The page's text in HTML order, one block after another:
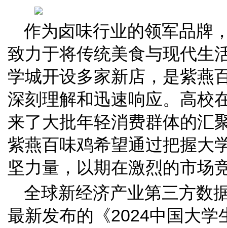
作为卤味行业的领军品牌
致力于将传统美食与现代生
学城开设多家新店，是紫燕
深刻理解和迅速响应。高校
来了大批年轻消费群体的汇
紫燕百味鸡希望通过把握大
坚力量，以期在激烈的市场
全球新经济产业第三方数
最新发布的《2024中国大学